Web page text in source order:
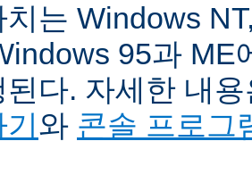
치는 Windows
95과 ME
된다. 자세한 내
와 콘솔 프로그